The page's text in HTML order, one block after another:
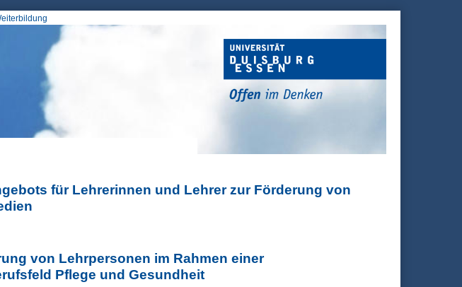
für Lehrerinnen und Lehrer zur Förderung von
von Lehrpersonen im Rahmen einer
Pflege und Gesundheit